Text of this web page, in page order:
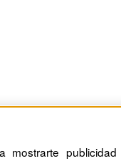
publicidad